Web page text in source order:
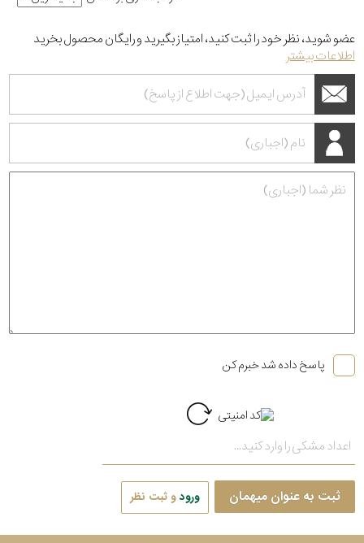
عضو شوید، نظر خود را ثبت کنید، امتیاز بگیرید و رایگان محصول بخرید
اطلاعات بیشتر
پاسخ داده شد خبرم کن
ثبت به عنوان میهمان ورودو ثبت نظر